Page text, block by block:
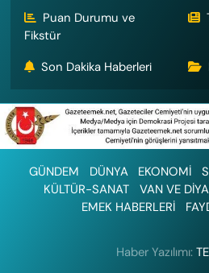
Puan Durumu ve
Fikstür
Son Dakika Haberleri
GÜNDEM DÜNYA EKONOMİ
KÜLTÜR-SANAT
VAN VE
EMEK HABERLERİ
Haber Yazılımı: